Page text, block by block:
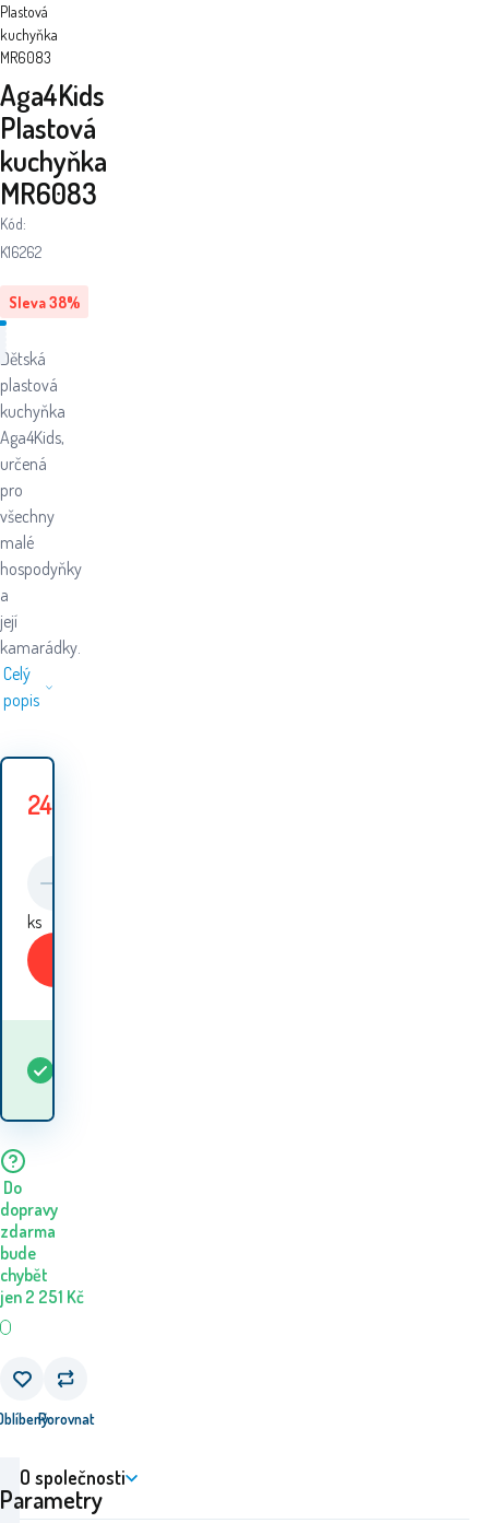
Plastová
kuchyňka
MR6083
Sleva38%
Aga4Kids
Plastová
kuchyňka
MR6083
Kód:
K16262
Dětská
plastová
kuchyňka
Aga4Kids,
určená
pro
všechny
malé
hospodyňky
a
její
kamarádky.
Celý
popis
249
ks
Do
dopravy
zdarma
bude
chybět
jen 2 251 Kč
Porovnat
Parametry
O společnosti